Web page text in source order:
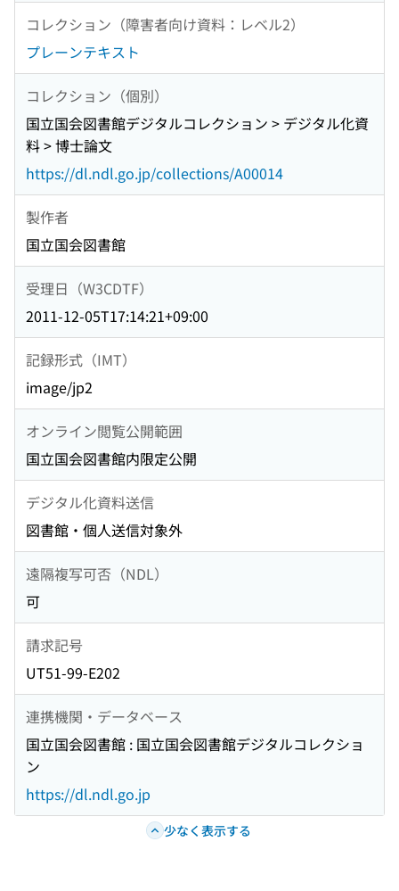
コレクション（障害者向け資料：レベル2）
プレーンテキスト
コレクション（個別）
国立国会図書館デジタルコレクション > デジタル化資
料 > 博士論文
https://dl.ndl.go.jp/collections/A00014
製作者
国立国会図書館
受理日（W3CDTF）
2011-12-05T17:14:21+09:00
記録形式（IMT）
image/jp2
オンライン閲覧公開範囲
国立国会図書館内限定公開
デジタル化資料送信
図書館・個人送信対象外
遠隔複写可否（NDL）
可
請求記号
UT51-99-E202
連携機関・データベース
国立国会図書館 : 国立国会図書館デジタルコレクショ
ン
https://dl.ndl.go.jp
少なく表示する